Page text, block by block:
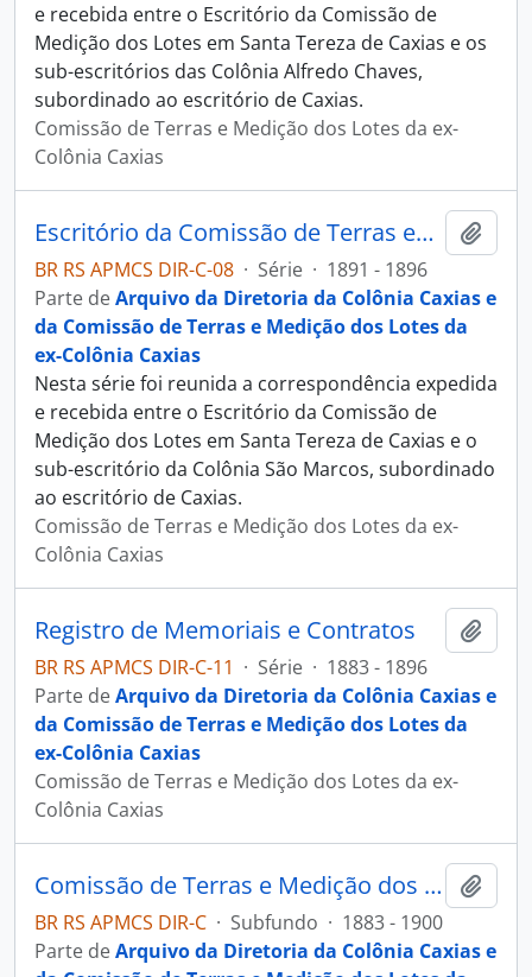
e recebida entre o Escritório da Comissão de
Medição dos Lotes em Santa Tereza de Caxias e os
sub-escritórios das Colônia Alfredo Chaves,
subordinado ao escritório de Caxias.
Comissão de Terras e Medição dos Lotes da ex-
Colônia Caxias
Escritório da Comissão de Terras em São Marcos
BR RS APMCS DIR-C-08 · Série · 1891 - 1896
Parte deArquivo da Diretoria da Colônia Caxias e
da Comissão de Terras e Medição dos Lotes da
ex-Colônia Caxias
Nesta série foi reunida a correspondência expedida
e recebida entre o Escritório da Comissão de
Medição dos Lotes em Santa Tereza de Caxias e o
sub-escritório da Colônia São Marcos, subordinado
ao escritório de Caxias.
Comissão de Terras e Medição dos Lotes da ex-
Colônia Caxias
Registro de Memoriais e Contratos
BR RS APMCS DIR-C-11 · Série · 1883 - 1896
Parte deArquivo da Diretoria da Colônia Caxias e
da Comissão de Terras e Medição dos Lotes da
ex-Colônia Caxias
Comissão de Terras e Medição dos Lotes da ex-
Colônia Caxias
Comissão de Terras e Medição dos Lotes da ex-Colônia Caxias
BR RS APMCS DIR-C · Subfundo · 1883 - 1900
Parte deArquivo da Diretoria da Colônia Caxias e